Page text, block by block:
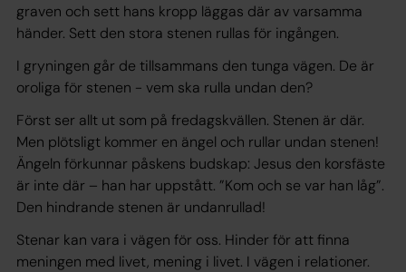
graven och sett hans kropp läggas där av varsamma
händer. Sett den stora stenen rullas för ingången.
I gryningen går de tillsammans den tunga vägen. De är
oroliga för stenen - vem ska rulla undan den?
Först ser allt ut som på fredagskvällen. Stenen är där.
Men plötsligt kommer en ängel och rullar undan stenen!
Ängeln förkunnar påskens budskap: Jesus den korsfäste
är inte där – han har uppstått. ”Kom och se var han låg”.
Den hindrande stenen är undanrullad!
Stenar kan vara i vägen för oss. Hinder för att finna
meningen med livet, mening i livet. I vägen i relationer.